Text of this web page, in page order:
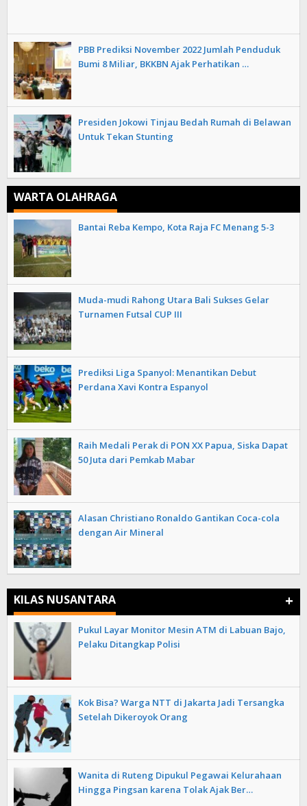
PBB Prediksi November 2022 Jumlah Penduduk
Bumi 8 Miliar, BKKBN Ajak Perhatikan …
Presiden Jokowi Tinjau Bedah Rumah di Belawan
Untuk Tekan Stunting
WARTA OLAHRAGA
Bantai Reba Kempo, Kota Raja FC Menang 5-3
Muda-mudi Rahong Utara Bali Sukses Gelar
Turnamen Futsal CUP III
Prediksi Liga Spanyol: Menantikan Debut
Perdana Xavi Kontra Espanyol
Raih Medali Perak di PON XX Papua, Siska Dapat
50 Juta dari Pemkab Mabar
Alasan Christiano Ronaldo Gantikan Coca-cola
dengan Air Mineral
KILAS NUSANTARA +
Pukul Layar Monitor Mesin ATM di Labuan Bajo,
Pelaku Ditangkap Polisi
Kok Bisa? Warga NTT di Jakarta Jadi Tersangka
Setelah Dikeroyok Orang
Wanita di Ruteng Dipukul Pegawai Kelurahaan
Hingga Pingsan karena Tolak Ajak Ber…